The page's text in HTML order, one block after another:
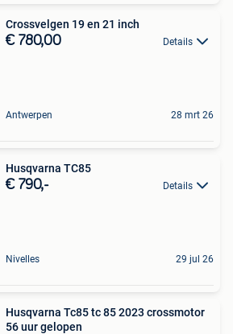
Crossvelgen 19 en 21 inch
€ 780,00 Details
Antwerpen 28 mrt 26
Husqvarna TC85
€ 790,- Details
Nivelles 29 jul 26
Husqvarna Tc85 tc 85 2023 crossmotor
56 uur gelopen